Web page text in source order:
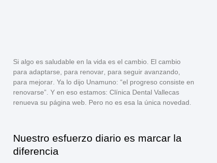
Si algo es saludable en la vida es el cambio . El cambio
para adaptarse , para renovar, para seguir avanzando
para mejorar. Ya lo dijo Unamuno: “el progreso consiste en
renovarse”. Y en eso estamos: Clínica Dental Vallecas
renueva su página web . Pero no es esa la única novedad.
Nuestro esfuerzo diario es marcar la
diferencia